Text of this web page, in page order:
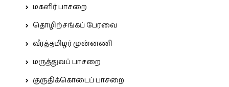
மகளிர் பாசறை
தொழிற்சங்கப் பேரவை
வீரத்தமிழர் முன்னணி
மருத்துவப் பாசறை
குருதிக்கொடைப் பாசறை